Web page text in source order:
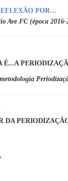
POR…
Ave FC (época 2016-
É...A
DA